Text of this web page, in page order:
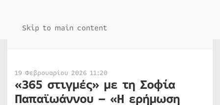
Skip to main content
19 Φεβρουαρίου 2026 11:20
«365 στιγμές» με τη Σοφία
Παπαϊωάννου – «Η ερήμωση